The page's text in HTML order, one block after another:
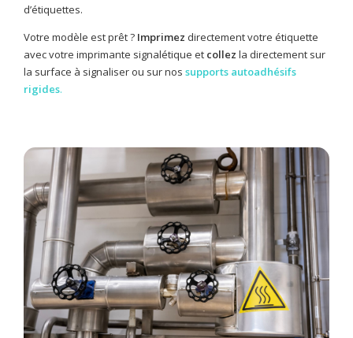
d’étiquettes.
Votre modèle est prêt ? Imprimez directement votre étiquette
avec votre imprimante signalétique et collez la directement sur
la surface à signaliser ou sur nos supports autoadhésifs
rigides.